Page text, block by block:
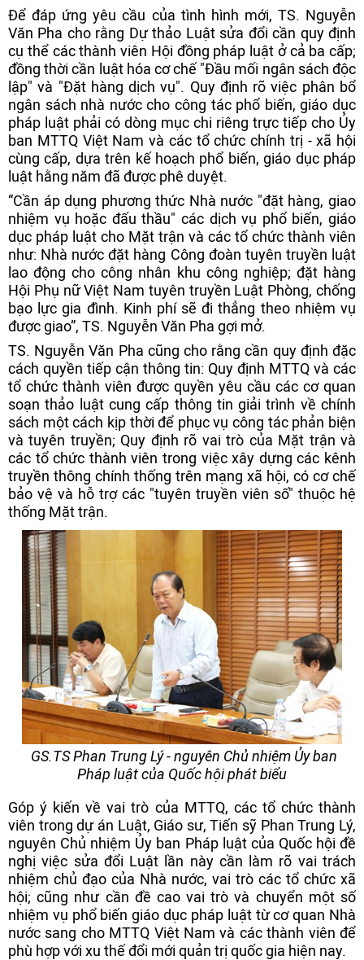
Để đáp ứng yêu cầu của tình hình mới, TS. Nguyễn
Văn Pha cho rằng Dự thảo Luật sửa đổi cần quy định
cụ thể các thành viên Hội đồng pháp luật ở cả ba cấp;
đồng thời cần luật hóa cơ chế "Đầu mối ngân sách độc
lập" và "Đặt hàng dịch vụ". Quy định rõ việc phân bổ
ngân sách nhà nước cho công tác phổ biến, giáo dục
pháp luật phải có dòng mục chi riêng trực tiếp cho Ủy
ban MTTQ Việt Nam và các tổ chức chính trị - xã hội
cùng cấp, dựa trên kế hoạch phổ biến, giáo dục pháp
luật hằng năm đã được phê duyệt.
“Cần áp dụng phương thức Nhà nước "đặt hàng, giao
nhiệm vụ hoặc đấu thầu" các dịch vụ phổ biến, giáo
dục pháp luật cho Mặt trận và các tổ chức thành viên
như: Nhà nước đặt hàng Công đoàn tuyên truyền luật
lao động cho công nhân khu công nghiệp; đặt hàng
Hội Phụ nữ Việt Nam tuyên truyền Luật Phòng, chống
bạo lực gia đình. Kinh phí sẽ đi thẳng theo nhiệm vụ
được giao”, TS. Nguyễn Văn Pha gợi mở.
TS. Nguyễn Văn Pha cũng cho rằng cần quy định đặc
cách quyền tiếp cận thông tin: Quy định MTTQ và các
tổ chức thành viên được quyền yêu cầu các cơ quan
soạn thảo luật cung cấp thông tin giải trình về chính
sách một cách kịp thời để phục vụ công tác phản biện
và tuyên truyền; Quy định rõ vai trò của Mặt trận và
các tổ chức thành viên trong việc xây dựng các kênh
truyền thông chính thống trên mạng xã hội, có cơ chế
bảo vệ và hỗ trợ các "tuyên truyền viên số" thuộc hệ
thống Mặt trận.
GS.TS Phan Trung Lý - nguyên Chủ nhiệm Ủy ban
Pháp luật của Quốc hội phát biểu
Góp ý kiến về vai trò của MTTQ, các tổ chức thành
viên trong dự án Luật, Giáo sư, Tiến sỹ Phan Trung Lý,
nguyên Chủ nhiệm Ủy ban Pháp luật của Quốc hội đề
nghị việc sửa đổi Luật lần này cần làm rõ vai trách
nhiệm chủ đạo của Nhà nước, vai trò các tổ chức xã
hội; cũng như cần đề cao vai trò và chuyển một số
nhiệm vụ phổ biến giáo dục pháp luật từ cơ quan Nhà
nước sang cho MTTQ Việt Nam và các thành viên để
phù hợp với xu thế đổi mới quản trị quốc gia hiện nay.